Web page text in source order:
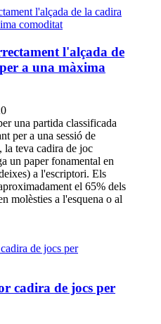
l'alçada de
a una màxima
una partida classificada
per a una sessió de
la teva cadira de joc
un paper fonamental en
a l'escriptori. Els
el 65% dels
molèsties a l'esquena o al
cadira de jocs per